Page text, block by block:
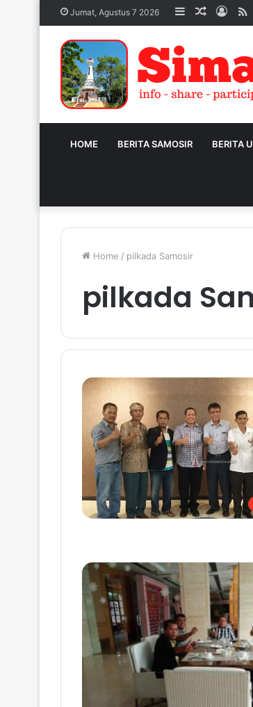
Jumat, Agustus 7 2026 Sidebar
Acak Log
HOME BERITA SAMOSIR BERITA
Home / pilkada Samosir
pilkada